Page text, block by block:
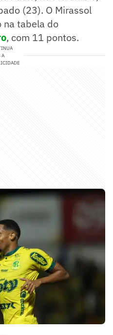
(23). O Mirassol
na tabela do
, com 11 pontos.
A